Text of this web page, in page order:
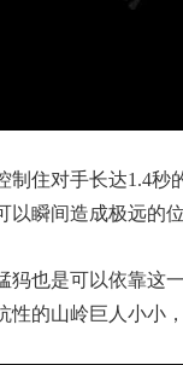
住对手长达1.4秒
瞬间造成极远的位
犸也是可以依靠这
的山岭巨人小小